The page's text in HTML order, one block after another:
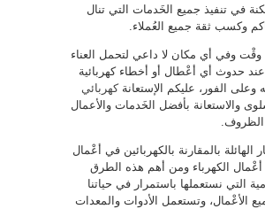
في تنفيذ جميع الخَدمات التي تنال
وكسب ثقة جميع العُملاء.
وفي أي مكان لا داعي لتحمل العناء
حدوث أي أعْطال أو أخطاء كهربائية
الفور، عليكم الإستعانةكهربائي
والاستعانة بأفضل الخَدمات والأعمال
الهائلة بالمقارنة بالكهربائين في أعْمال
أعْمال الكهرباء ومن أهم هذه الطرق
التي نستعملها باستمرار في حياتنا
الأعْمال، وتستعمل الأدوات والمعدات